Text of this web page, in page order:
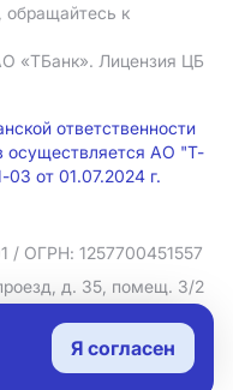
обращайтесь к
«ТБанк». Лицензия ЦБ
ответственности
осуществляется АО "Т-
от 01.07.2024 г.
/ ОГРН: 1257700451557
д. 35, помещ. 3/2
данных
Я согласен